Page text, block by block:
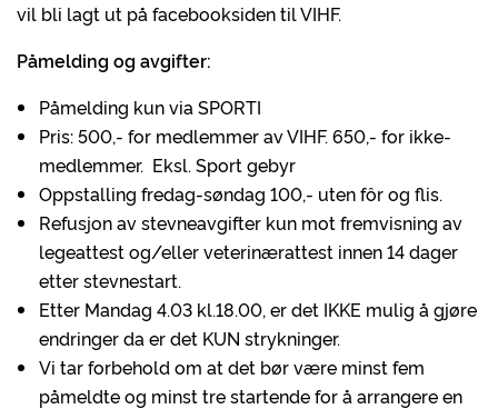
vil bli lagt ut på facebooksiden til VIHF.
Påmelding og avgifter:
Påmelding kun via SPORTI
Pris: 500,- for medlemmer av VIHF. 650,- for ikke-
medlemmer. Eksl. Sport gebyr
Oppstalling fredag-søndag 100,- uten fôr og flis.
Refusjon av stevneavgifter kun mot fremvisning av
legeattest og/eller veterinærattest innen 14 dager
etter stevnestart.
Etter Mandag 4.03 kl.18.00, er det IKKE mulig å gjøre
endringer da er det KUN strykninger.
Vi tar forbehold om at det bør være minst fem
påmeldte og minst tre startende for å arrangere en